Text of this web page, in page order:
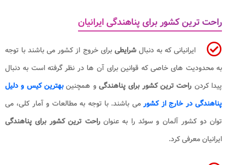
راحت ترین کشور برای پناهندگی ایرانیان
ایرانیانی که به دنبالشرایطی برای خروج از کشور می باشند با توجه
به محدودیت های خاصی که قوانین برای آن ها در نظر گرفته است به دنبال
پیدا کردن راحت ترین کشور برای پناهندگی و همچنینبهترین کیس و دلیل
پناهندگی در خارج از کشورمی باشند. با توجه به مطالعات و آمار کلی، می
توان دو کشور آلمان و سوئد را به عنوانراحت ترین کشور برای پناهندگی
ایرانیان معرفی کرد.